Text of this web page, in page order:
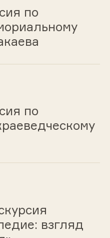
по
по
взгляд